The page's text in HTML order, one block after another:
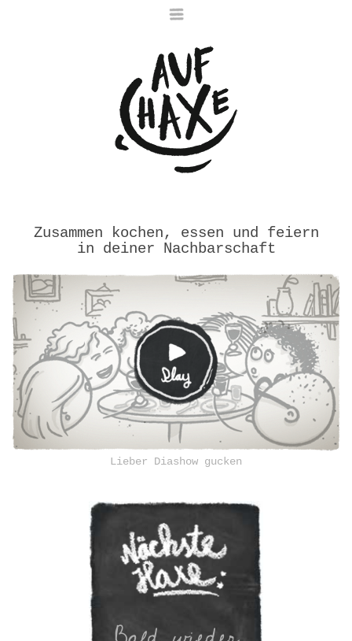
ist noch im Ofen
Newsletter
ANMELDEN
Zusammen kochen, essen und feiern
in deiner Nachbarschaft
Lieber Diashow gucken